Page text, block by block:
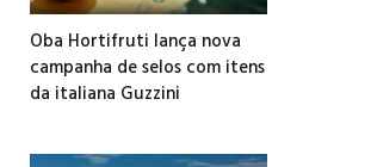
Oba Hortifruti lança nova
campanha de selos com itens
da italiana Guzzini